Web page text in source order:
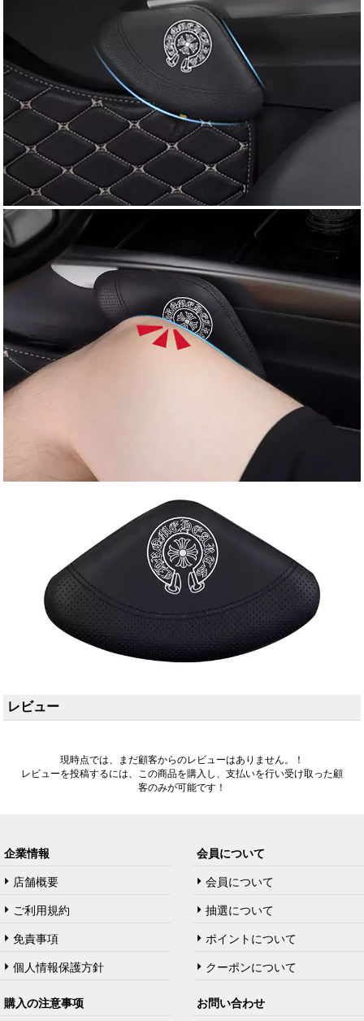
レビュー
現時点では、まだ顧客からのレビューはありません。！
レビューを投稿するには、この商品を購入し、支払いを行い受け取った顧
客のみが可能です！
企業情報
店舗概要
ご利用規約
免責事項
個人情報保護方針
会員について
会員について
抽選について
ポイントについて
クーポンについて
購入の注意事项 お問い合わせ